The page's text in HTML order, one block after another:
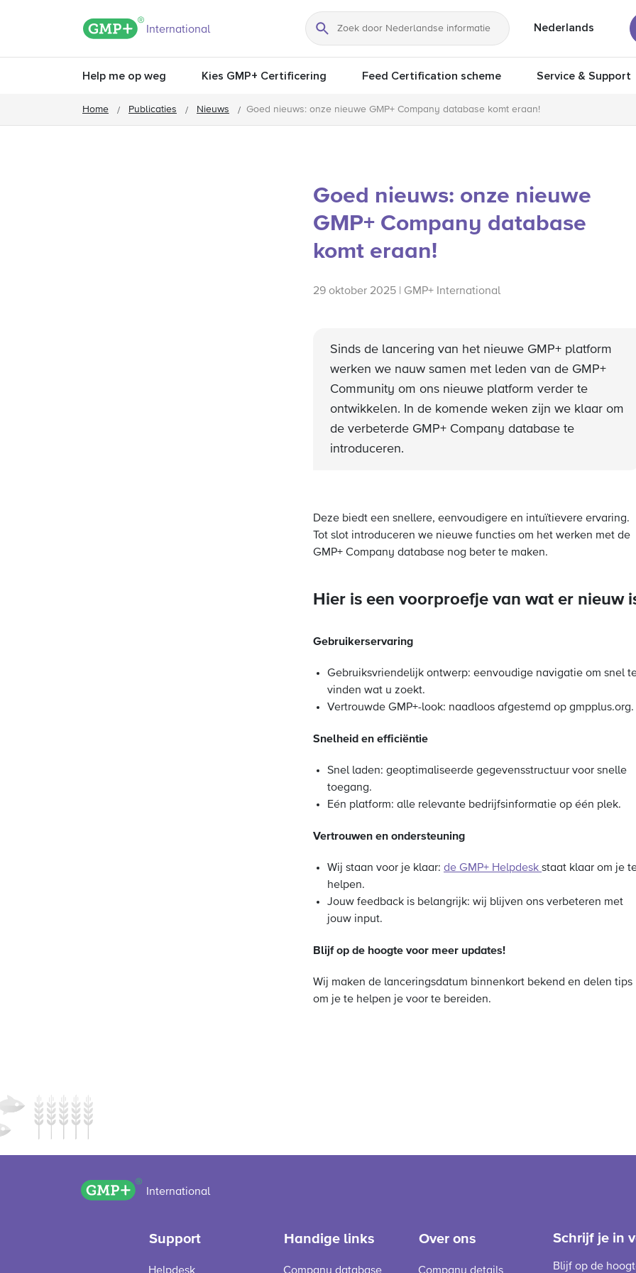
GMP+ logo
International
Zoeken
Nederlands
Help me op weg Kies GMP+ Certificering Feed Certification scheme Service & Support
Home Publicaties Nieuws Goed nieuws: onze nieuwe GMP+ Company database komt eraan!
Goed nieuws: onze nieuwe
GMP+ Company database
komt eraan!
29 oktober 2025 | GMP+ International
Sinds de lancering van het nieuwe GMP+ platform
werken we nauw samen met leden van de GMP+
Community om ons nieuwe platform verder te
ontwikkelen. In de komende weken zijn we klaar om
de verbeterde GMP+ Company database te
introduceren.
Deze biedt een snellere, eenvoudigere en intuïtievere ervaring.
Tot slot introduceren we nieuwe functies om het werken met de
GMP+ Company database nog beter te maken.
Hier is een voorproefje van wat er nieuw
Gebruikerservaring
Gebruiksvriendelijk ontwerp: eenvoudige navigatie om snel
vinden wat u zoekt.
Vertrouwde GMP+-look: naadloos afgestemd op gmpplus.org.
Snelheid en efficiëntie
Snel laden: geoptimaliseerde gegevensstructuur voor snelle
toegang.
Eén platform: alle relevante bedrijfsinformatie op één plek.
Vertrouwen en ondersteuning
Wij staan voor je klaar: de GMP+ Helpdesk staat klaar om je
helpen.
Jouw feedback is belangrijk: wij blijven ons verbeteren met
jouw input.
Blijf op de hoogte voor meer updates!
Wij maken de lanceringsdatum binnenkort bekend en delen tips
om je te helpen je voor te bereiden.
GMP+ logo
International
Support Handige links Over ons Schrijf je in
Blijf op de